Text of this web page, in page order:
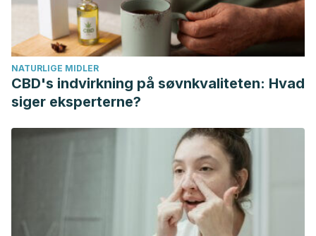
NATURLIGE MIDLER
CBD's indvirkning på søvnkvaliteten: Hvad
siger eksperterne?